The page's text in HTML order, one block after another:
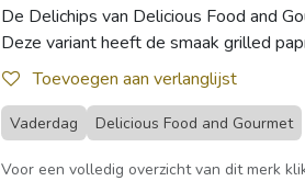
De Delichips van Delicious Food and
Deze variant heeft de smaak grilled
Toevoegen aan verlanglijst
Vaderdag Delicious Food and Gourmet
Voor een volledig overzicht van dit merk